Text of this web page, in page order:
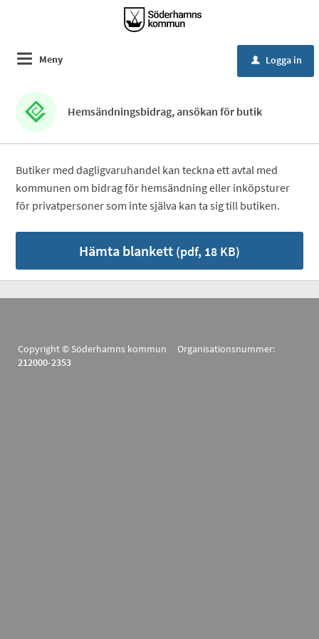
Meny u Logga in
Hemsändningsbidrag, ansökan för butik
Butiker med dagligvaruhandel kan teckna ett avtal med
kommunen om bidrag för hemsändning eller inköpsturer
för privatpersoner som inte själva kan ta sig till butiken.
Hämta blankett (pdf, 18 KB)
Copyright © Söderhamns kommun Organisationsnummer:
212000-2353